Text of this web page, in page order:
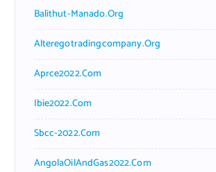
Balithut-Manado.org
Alteregotradingcompany.org
Aprce2022.com
Ibie2022.com
Sbcc-2022.com
AngolaOilAndGas2022.com